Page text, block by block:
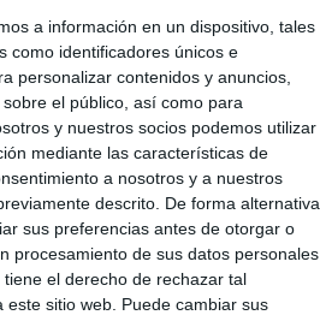
a información en un dispositivo, tales
como identificadores únicos e
personalizar contenidos y anuncios,
el público, así como para
y nuestros socios podemos utilizar
mediante las características de
a nosotros y a nuestros
descrito. De forma alternativa,
sus preferencias antes de otorgar o
procesamiento de sus datos personales
el derecho de rechazar tal
sitio web. Puede cambiar sus